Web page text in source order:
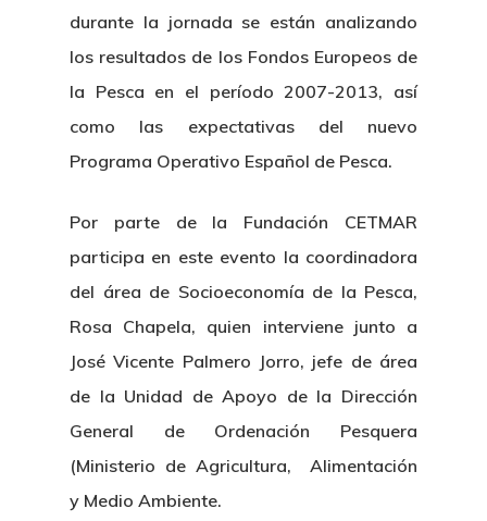
durante la jornada se están analizando
los resultados de los Fondos Europeos de
la Pesca en el período 2007-2013, así
como las expectativas del nuevo
Programa Operativo Español de Pesca.
Por parte de la Fundación CETMAR
participa en este evento la coordinadora
del área de Socioeconomía de la Pesca,
Rosa Chapela, quien interviene junto a
José Vicente Palmero Jorro, jefe de área
de la Unidad de Apoyo de la Dirección
General de Ordenación Pesquera
(Ministerio de Agricultura, Alimentación
y Medio Ambiente.